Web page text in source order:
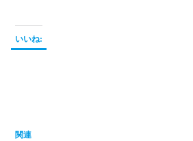
いいね:
関連